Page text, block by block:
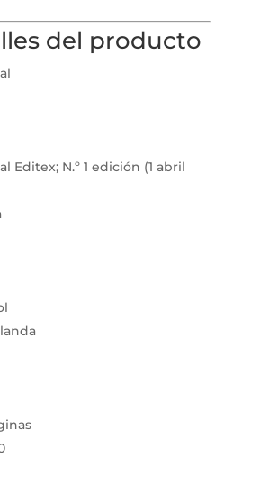
del producto
Editex; N.º 1 edición (1 abril